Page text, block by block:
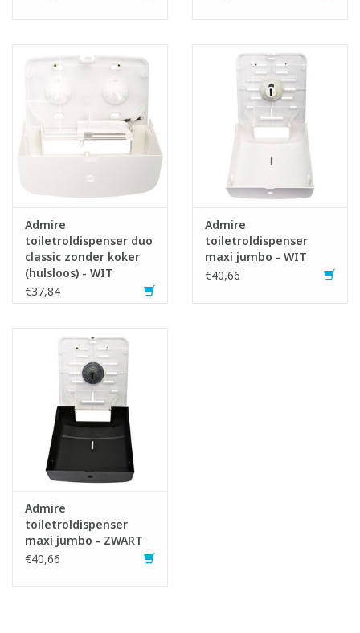
Admire
toiletroldispenser duo
classic zonder koker
(hulsloos) - WIT
€37,84
Admire
toiletroldispenser
maxi jumbo - WIT
€40,66
Admire
toiletroldispenser
maxi jumbo - ZWART
€40,66